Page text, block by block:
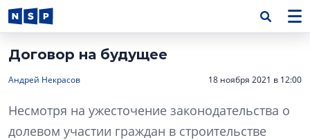
Договор на будущее
Андрей Некрасов 18 ноября 2021 в 12:00
Несмотря на ужесточение законодательства о
долевом участии граждан в строительстве